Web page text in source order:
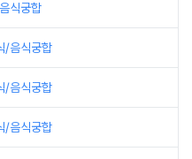
식궁합
/음식궁합
/음식궁합
/음식궁합